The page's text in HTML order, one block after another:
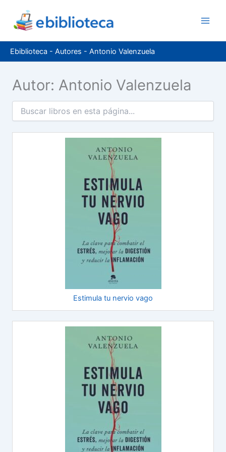
contenido
Ebiblioteca - Autores - Antonio Valenzuela
Autor: Antonio Valenzuela
Estimula tu nervio vago